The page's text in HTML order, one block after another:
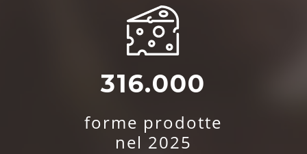
316.000
forme prodotte
nel 2025